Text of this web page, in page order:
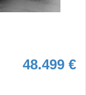
48.499 €